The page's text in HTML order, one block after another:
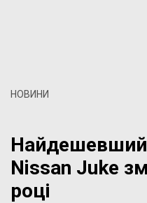
НОВИНИ
Найдешевший
Nissan Juke
році